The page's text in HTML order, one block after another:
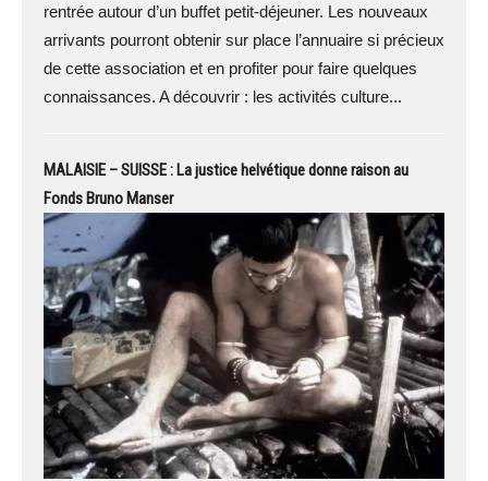
rentrée autour d’un buffet petit-déjeuner. Les nouveaux
arrivants pourront obtenir sur place l’annuaire si précieux
de cette association et en profiter pour faire quelques
connaissances. A découvrir : les activités culture...
MALAISIE – SUISSE : La justice helvétique donne raison au
Fonds Bruno Manser